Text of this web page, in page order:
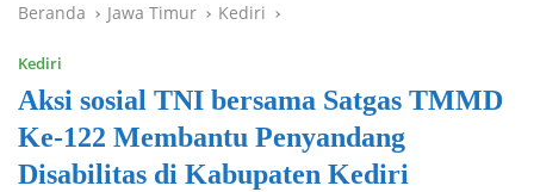
Beranda Jawa Timur Kediri
Kediri
Aksi sosial TNI bersama Satgas TMMD
Ke-122 Membantu Penyandang
Disabilitas di Kabupaten Kediri